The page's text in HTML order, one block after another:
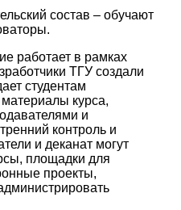
состав – обучают
работает в рамках
ТГУ создали
студентам
курса,
и
контроль и
и деканат могут
площадки для
проекты,